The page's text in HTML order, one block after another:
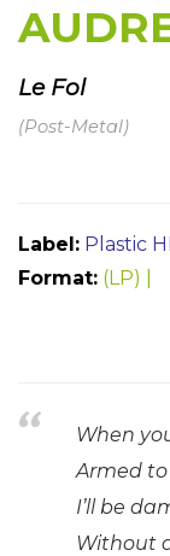
Le Fol
(Post-Metal)
Label: Plastic
Format: (LP) |
When
Armed
I’ll be
Without